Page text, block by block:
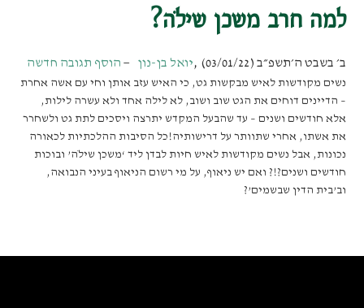
למה חרב משכן שילֹה?
ב׳ בשבט ה׳תשפ״ב (03/01/22) , יואל בן-נון הוסף תגובה חדשה
נשים מקודשות לאיש מבקשות גט, כי האיש עזב אותן וחי עם אשה אחרת
– הדיינים דוחים את הגט שוב ושוב, לא לילה אחד ולא עשרה לילות,
אלא חודשים ושנים – עד שהבעל המקדש יתרצה ויסכים לתת גט ולשחרר
את אשתו, אחרי שתוותר על דרישותיה!כל הסיבות ההלכתיות לכאורה
נכונות, אבל נשים מקודשות לאיש חיות לבדן ליד ‘משכן שילֹה’ ובוכות
חודשים ושנים?!? ואם יש ניאוף, על מי רשום הניאוף בעיני הנבואה,
וב’בית הדין שבשמים’?